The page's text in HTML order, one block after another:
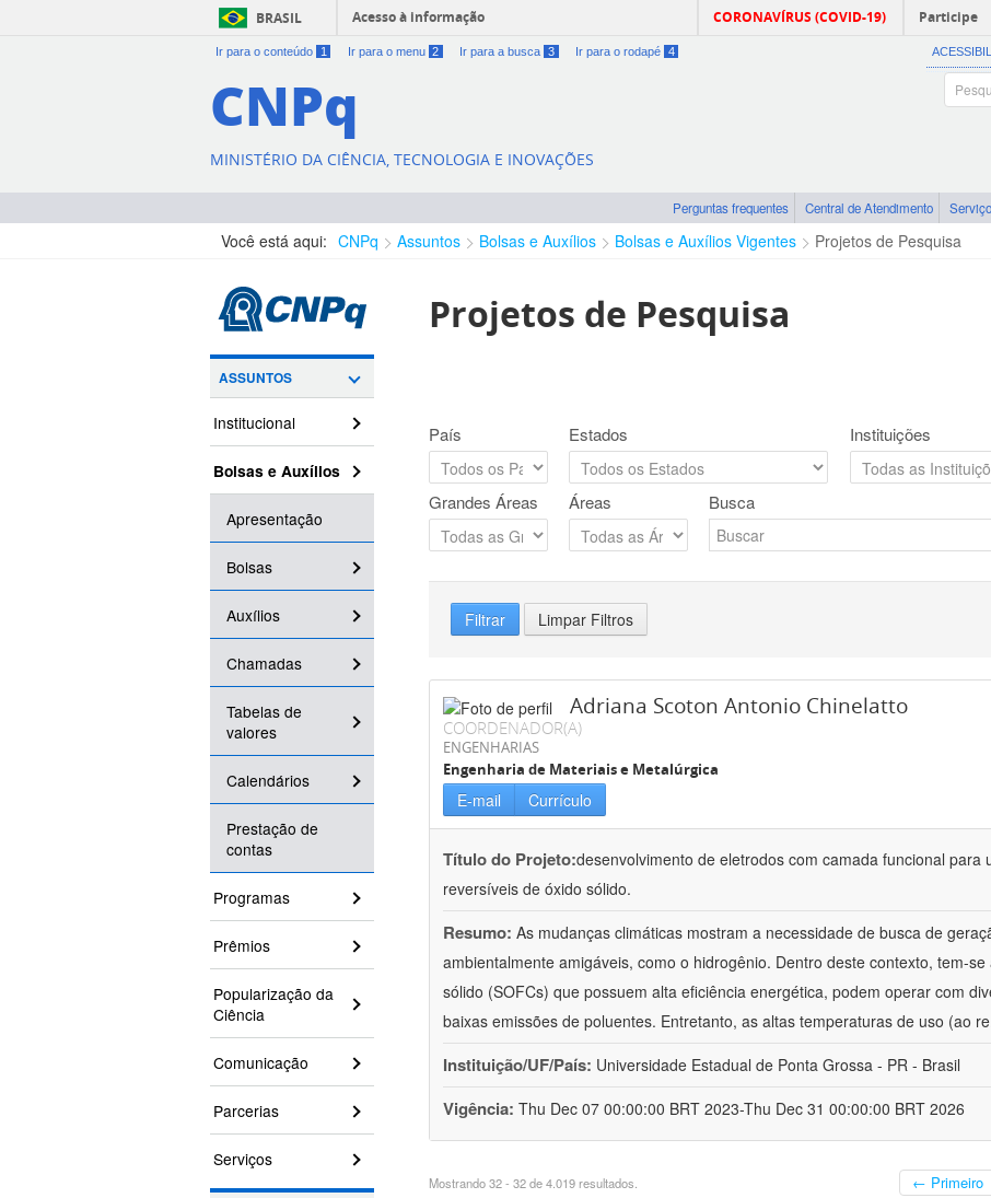
BRASIL Acesso à informação CORONAVÍRUS (COVID-19) Participe
Ir para o conteúdo 1 Ir para o menu 2 Ir para a busca 3 Ir para o rodapé 4
CNPq
MINISTÉRIO DA CIÊNCIA, TECNOLOGIA E INOVAÇÕES
Perguntas frequentes Central de Atendimento
Você está aqui: CNPq Assuntos Bolsas e Auxílios Bolsas e Auxílios Vigentes Projetos de Pesquisa
ASSUNTOS
Institucional
Bolsas e Auxílios
Apresentação
Bolsas
Auxílios
Chamadas
Tabelas de
valores
Calendários
Prestação de
contas
Programas
Prêmios
Popularização da
Ciência
Comunicação
Parcerias
Serviços
Projetos de Pesquisa
País Estados Instituições
Grandes Áreas Áreas Busca
Filtrar Limpar Filtros
Adriana Scoton Antonio Chinelatto
COORDENADOR(A)
ENGENHARIAS
Engenharia de Materiais e Metalúrgica
E-mail Currículo
Título do Projeto:desenvolvimento de eletrodos com camada funcional para
reversíveis de óxido sólido.
Resumo: As mudanças climáticas mostram a necessidade de busca de
ambientalmente amigáveis, como o hidrogênio. Dentro deste contexto, tem-
sólido (SOFCs) que possuem alta eficiência energética, podem operar com
baixas emissões de poluentes. Entretanto, as altas temperaturas de uso (ao re
Instituição/UF/País: Universidade Estadual de Ponta Grossa - PR - Brasil
Vigência: Thu Dec 07 00:00:00 BRT 2023-Thu Dec 31 00:00:00 BRT 2026
Mostrando 32 - 32 de 4.019 resultados. ← Primeiro